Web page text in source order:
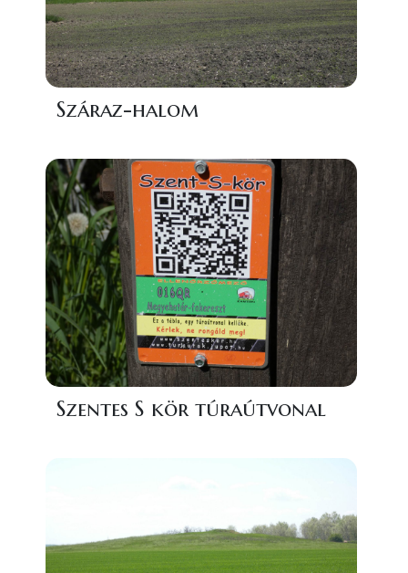
Száraz-halom
Szentes S kör túraútvonal